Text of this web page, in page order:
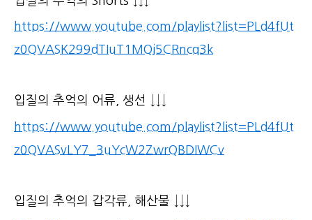
https://www.youtube.com/playlist?list=PLd4fUt
z0QVASK299dTIuT1MQj5CRncq3k
입질의 추억의 어류, 생선 ↓↓↓
https://www.youtube.com/playlist?list=PLd4fUt
z0QVASvLY7_3uYcW2ZwrQBDIWCv
입질의 추억의 갑각류, 해산물 ↓↓↓